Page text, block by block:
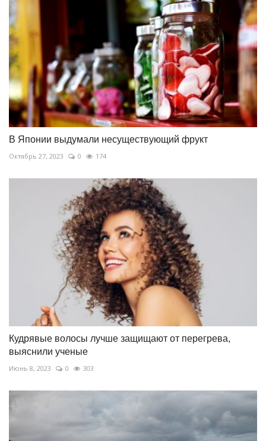
В Японии выдумали несуществующий фрукт
Октябрь 27, 2023 0 174
Кудрявые волосы лучше защищают от перегрева,
выяснили ученые
Июнь 8, 2023 0 303